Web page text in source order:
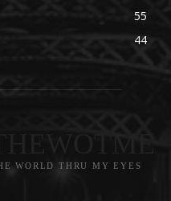
55
44
WORLD THRU MY EYES